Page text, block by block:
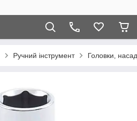
Ручний інструмент Головки,